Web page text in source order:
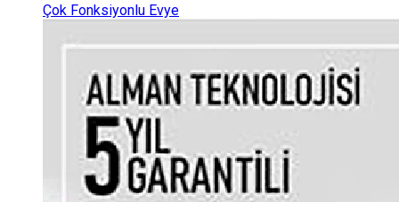
Çok Fonksiyonlu Evye